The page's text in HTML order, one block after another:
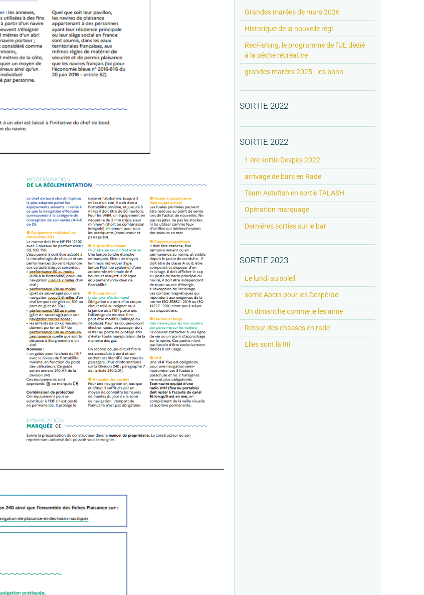
Grandes marées de mars 2026
Historique de la nouvelle régl
RecFishing, le programme de l’UE dédié
à la pêche récréative
grandes marées 2025 - les bonn
SORTIE 2022
SORTIE 2022
1 ère sortie Despés 2022
arrivage de bars en Rade
Team Astufish en sortie TALASH
Opération marquage
Dernières sorties sur le bar
SORTIE 2023
Le lundi au soleil
sortie Abers pour les Despérad
Un dimanche comme je les aime
Retour des chasses en rade
Elles sont là !!!!